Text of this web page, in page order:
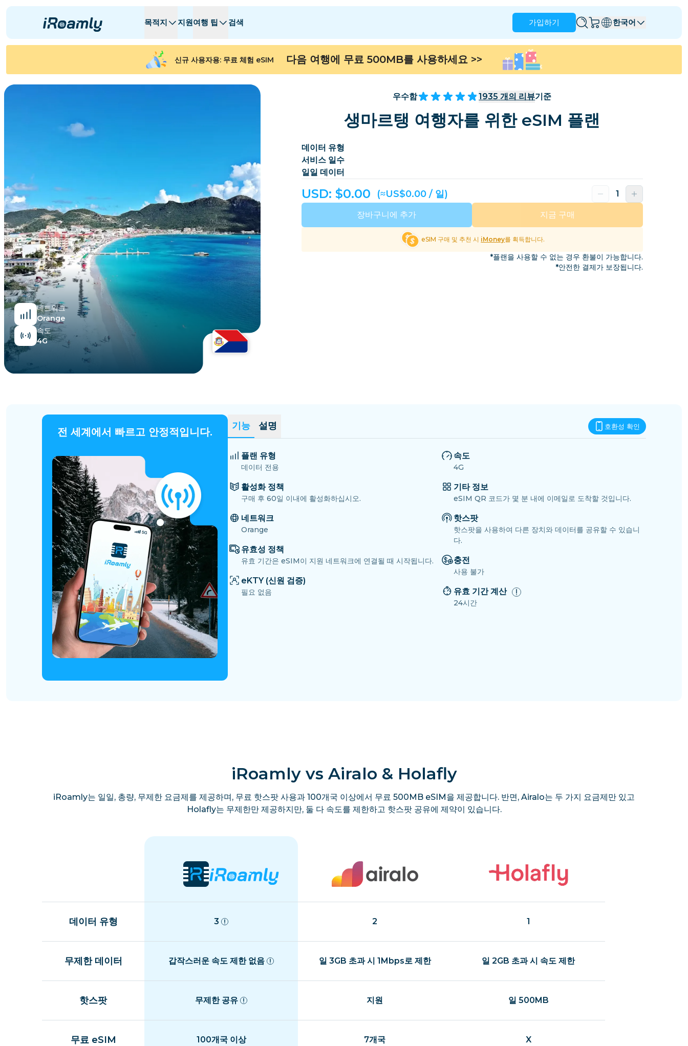
목적지 지원여행 팁 검색 가입하기 한국어
지역 eSIM
알제리 안도라 앵귈라
아르헨티나
보스니아 헤르체고비나 브라질 브루나이
캄보디아
Republiek Congo 코스타리카 코트디부아르 키프로스
체코 공화국 도미니카 도미니카 공화국
이집트 에스토니아
모든 목적지 탐색
중국
신규 사용자용: 무료 체험 eSIM 다음 여행에 무료 500MB를 사용하세요 >>
네트워크
Orange
속도
4G
우수함 1935 개의 리뷰기준
생마르탱 여행자를 위한 eSIM 플랜
데이터 유형
서비스 일수
일일 데이터
USD: $0.00 (≈US$0.00 / 일)
장바구니에 추가 지금 구매
eSIM 구매 및 추천 시 iMoney를 획득합니다.
*플랜을 사용할 수 없는 경우 환불이 가능합니다.
*안전한 결제가 보장됩니다.
전 세계에서 빠르고 안정적입니다. 기능 설명 호환성 확인
플랜 유형
데이터 전용
활성화 정책
구매 후 60일 이내에 활성화하십시오.
네트워크
Orange
유효성 정책
유효 기간은 eSIM이 지원 네트워크에 연결될 때 시작됩니다.
eKTY (신원 검증)
필요 없음
속도
4G
기타 정보
eSIM QR 코드가 몇 분 내에 이메일로 도착할 것입니다.
핫스팟
핫스팟을 사용하여 다른 장치와 데이터를 공유할 수 있습니
다.
충전
사용 불가
유효 기간 계산
24시간
iRoamly vs Airalo & Holafly
iRoamly는 일일, 총량, 무제한 요금제를 제공하며, 무료 핫스팟 사용과 100개국 이상에서 무료 500MB eSIM을 제공합니다. 반면, Airalo는 두 가지 요금제만 있고
Holafly는 무제한만 제공하지만, 둘 다 속도를 제한하고 핫스팟 공유에 제약이 있습니다.
데이터 유형 3 2 1
무제한 데이터 갑작스러운 속도 제한 없음 일 3GB 초과 시 1Mbps로 제한 일 2GB 초과 시 속도 제한
핫스팟 무제한 공유 지원 일 500MB
무료 eSIM 100개국 이상 7개국 X